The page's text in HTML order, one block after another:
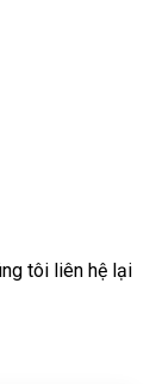
tôi liên hệ lại